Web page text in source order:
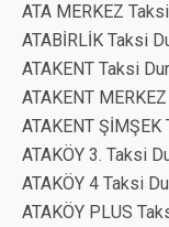
ATA MERKEZ
ATABİRLİK Taksi
ATAKENT Taksi
ATAKENT
ATAKENT
ATAKÖY 3. Taksi
ATAKÖY 4 Taksi
ATAKÖY PLUS